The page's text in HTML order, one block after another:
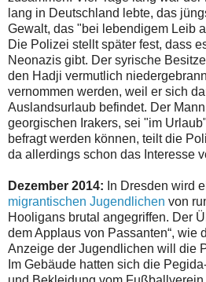
lang in Deutschland lebte, das
Gewalt, das "bei lebendigem Leib
Die Polizei stellt später fest, dass
Neonazis gibt. Der syrische
den Hadji vermutlich
vernommen werden, weil er sich
Auslandsurlaub befindet. Der
georgischen Irakers, sei "im
befragt werden können, teilt die
da allerdings schon das Interesse
Dezember 2014: In Dresden wird
migrantischen Jugendlichen von
Hooligans brutal angegriffen. Der
dem Applaus von Passanten“, wie
Anzeige der Jugendlichen will die
Im Gebäude hatten sich die